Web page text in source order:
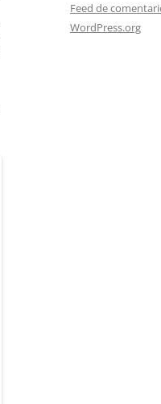
Feed de
WordPress.org